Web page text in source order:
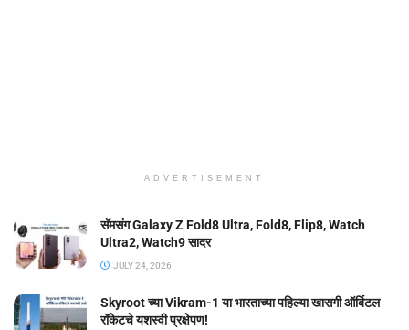
ADVERTISEMENT
सॅमसंग Galaxy Z Fold8 Ultra, Fold8, Flip8, Watch
Ultra2, Watch9 सादर
JULY 24, 2026
Skyroot च्या Vikram-1 या भारताच्या पहिल्या खासगी ऑर्बिटल
रॉकेटचे यशस्वी प्रक्षेपण!